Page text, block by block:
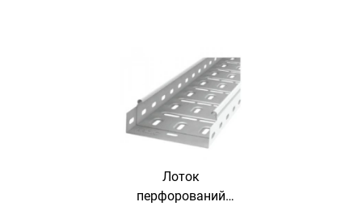
Лоток
перфорований